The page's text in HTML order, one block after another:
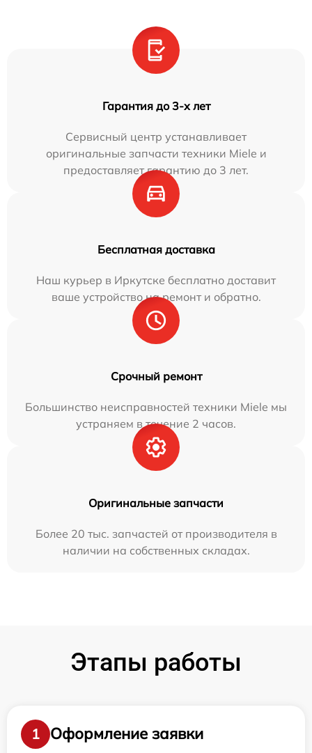
Гарантия до 3-х лет
Сервисный центр устанавливает
оригинальные запчасти техники Miele и
предоставляет гарантию до 3 лет.
Бесплатная доставка
Наш курьер в Иркутске бесплатно доставит
ваше устройство на ремонт и обратно.
Срочный ремонт
Большинство неисправностей техники Miele мы
устраняем в течение 2 часов.
Оригинальные запчасти
Более 20 тыс. запчастей от производителя в
наличии на собственных складах.
Этапы работы
1 Оформление заявки